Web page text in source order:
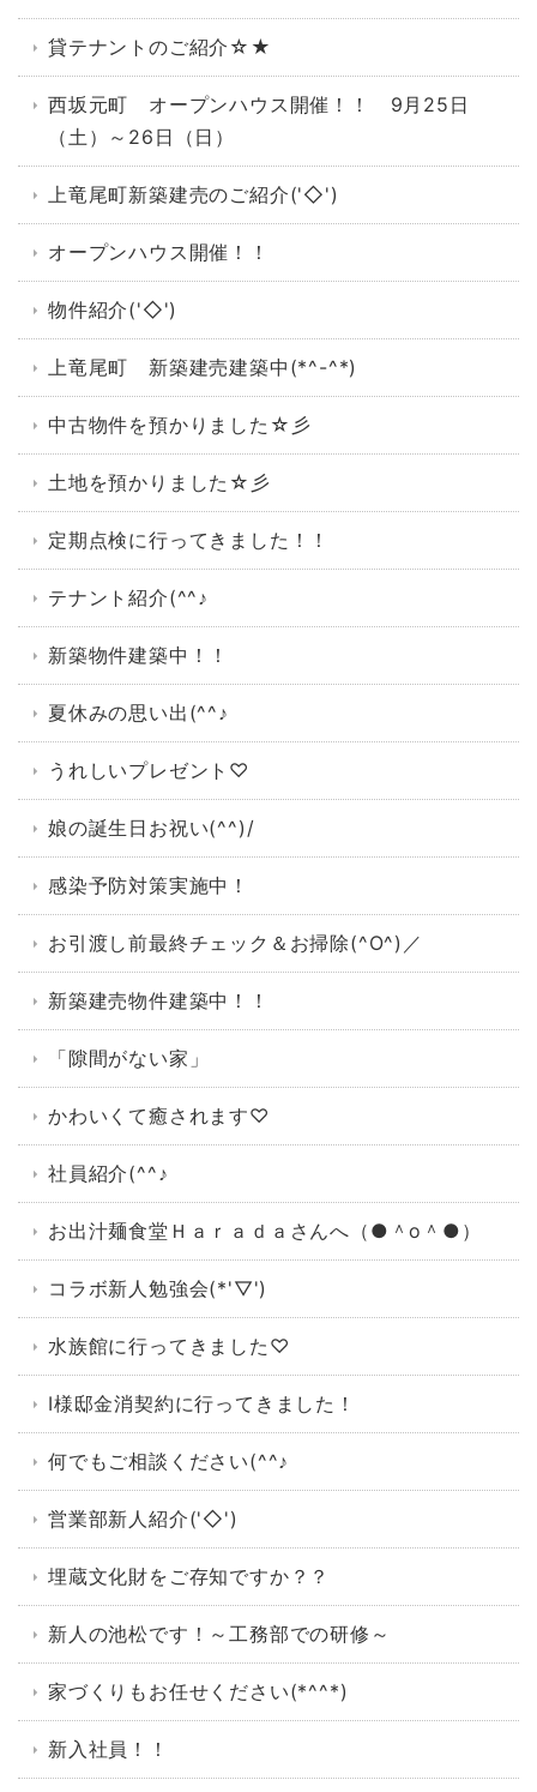
貸テナントのご紹介☆★
西坂元町 オープンハウス開催！！ 9月25日
（土）～26日（日）
上竜尾町新築建売のご紹介('◇')ゞ
オープンハウス開催！！
物件紹介('◇')ゞ
上竜尾町 新築建売建築中(*^-^*)
中古物件を預かりました☆彡
土地を預かりました☆彡
定期点検に行ってきました！！
テナント紹介(^^♪
新築物件建築中！！
夏休みの思い出(^^♪
うれしいプレゼント♡
娘の誕生日お祝い(^^)/
感染予防対策実施中！
お引渡し前最終チェック＆お掃除(^O^)／
新築建売物件建築中！！
「隙間がない家」
かわいくて癒されます♡
社員紹介(^^♪
お出汁麺食堂Ｈａｒａｄａさんへ（●＾o＾●）
コラボ新人勉強会(*'▽')
水族館に行ってきました♡
I様邸金消契約に行ってきました！
何でもご相談ください(^^♪
営業部新人紹介('◇')ゞ
埋蔵文化財をご存知ですか？？
新人の池松です！～工務部での研修～
家づくりもお任せください(*^^*)
新入社員！！